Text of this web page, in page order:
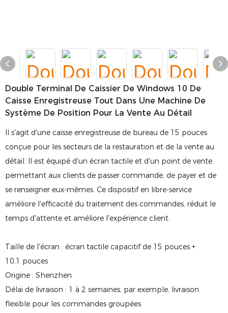
Double Terminal De Caissier De Windows 10 De
Caisse Enregistreuse Tout Dans Une Machine De
Système De Position Pour La Vente Au Détail
Il s'agit d'une caisse enregistreuse de bureau de 15 pouces
conçue pour les secteurs de la restauration et de la vente au
détail. Il est équipé d'un écran tactile et d'un point de vente
permettant aux clients de passer commande, de payer et de
se renseigner eux-mêmes. Ce dispositif en libre-service
améliore l'efficacité du traitement des commandes, réduit le
temps d'attente et améliore l'expérience client.
Taille de l'écran : écran tactile capacitif de 15 pouces +
10,1 pouces
Origine : Shenzhen
Délai de livraison : 1 à 2 semaines, par exemple, livraison
flexible pour les commandes groupées